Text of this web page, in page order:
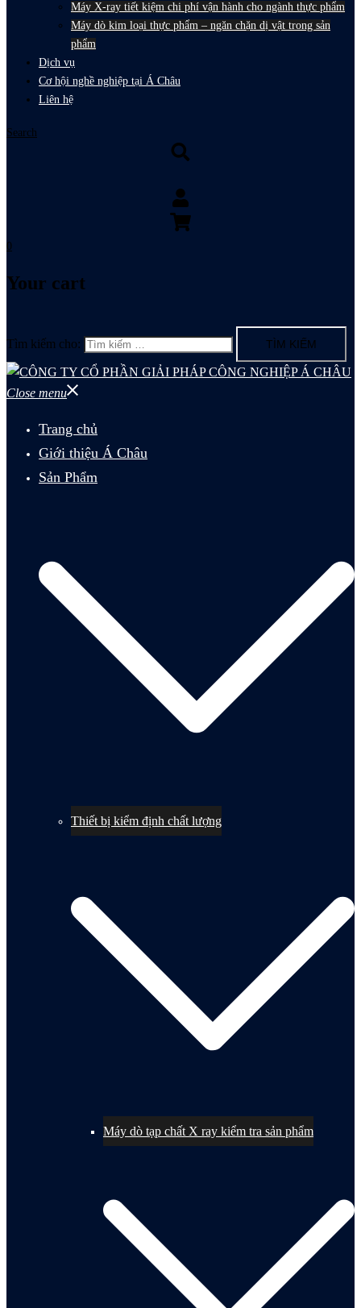
Máy X-ray tiết kiệm chi phí vận hành cho ngành thực phẩm
Máy dò kim loại thực phẩm – ngăn chặn dị vật trong sản
phẩm
Dịch vụ
Cơ hội nghề nghiệp tại Á Châu
Liên hệ
Search
0
Your cart
Tìm kiếm cho:
Close menu
Trang chủ
Giới thiệu Á Châu
Sản Phẩm
Thiết bị kiểm định chất lượng
Máy dò tạp chất X ray kiểm tra sản phẩm